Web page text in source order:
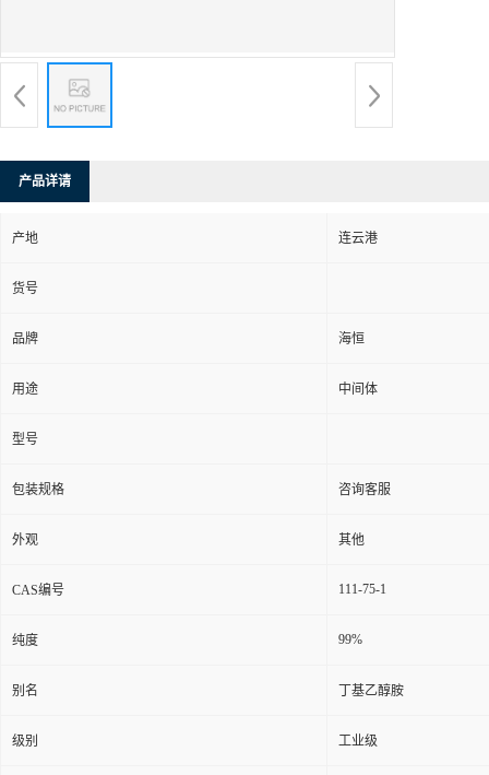
产品详请
产地 连云港
货号
品牌 海恒
用途 中间体
型号
包装规格 咨询客服
外观 其他
CAS编号 111-75-1
纯度 99%
别名 丁基乙醇胺
级别 工业级